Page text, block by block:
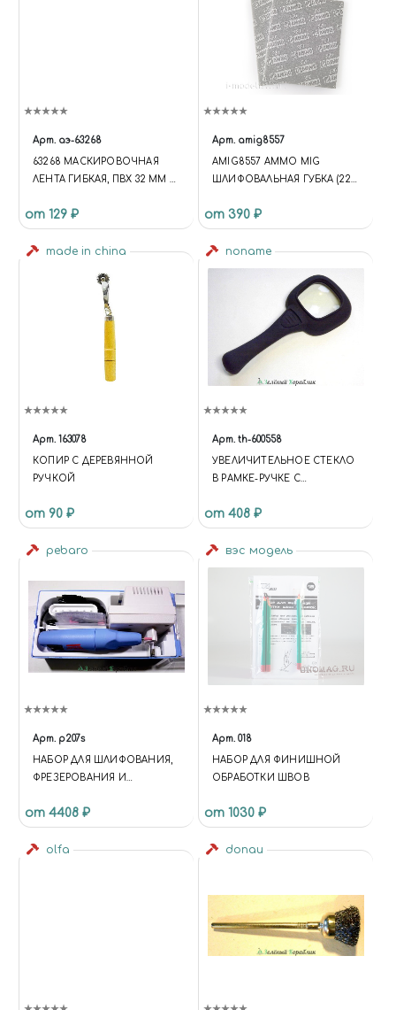
Арт. аэ-63268
63268 МАСКИРОВОЧНАЯ
ЛЕНТА ГИБКАЯ, ПВХ 32 ММ Х
от 129 ₽
Арт. amig8557
AMIG8557 AMMO MIG
ШЛИФОВАЛЬНАЯ ГУБКА (220)
(220)
от 390 ₽
made in china
Арт. 163078
КОПИР С ДЕРЕВЯННОЙ
РУЧКОЙ
от 90 ₽
noname
Арт. th-600558
УВЕЛИЧИТЕЛЬНОЕ СТЕКЛО
В РАМКЕ-РУЧКЕ С
от 408 ₽
pebaro
Арт. p207s
НАБОР ДЛЯ ШЛИФОВАНИЯ,
ФРЕЗЕРОВАНИЯ И
ПЛАСТИКОВОМ ЧЕМОДАНЕ
от 4408 ₽
вэс модель
Арт. 018
НАБОР ДЛЯ ФИНИШНОЙ
ОБРАБОТКИ ШВОВ
от 1030 ₽
olfa donau